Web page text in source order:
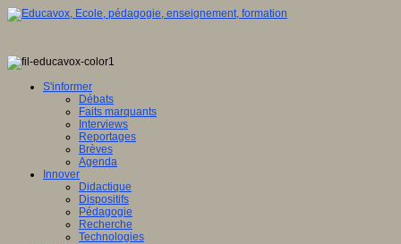
S'informer
Débats
Faits marquants
Interviews
Reportages
Brèves
Agenda
Innover
Didactique
Dispositifs
Pédagogie
Recherche
Technologies